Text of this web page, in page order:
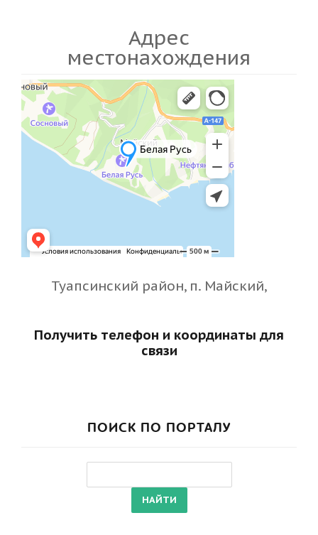
Адрес
местонахождения
Туапсинский район, п. Майский,
Получить телефон и координаты для
связи
ПОИСК ПО ПОРТАЛУ